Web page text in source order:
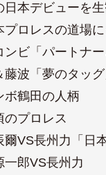
日本デビューを
プロレスの道場
ンビ「パートナ
藤波「夢のタッグ
ボ鶴田の人柄
のプロレス
爾VS長州力「日
一郎VS長州力